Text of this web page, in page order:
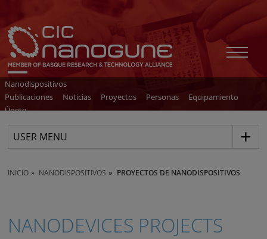
Nanodispositivos
Publicaciones
Noticias Proyectos Personas
Equipamiento
Únete
USER MENU
INICIO NANODISPOSITIVOS PROYECTOS DE NANODISPOSITIVOS
NANODEVICES PROJECTS